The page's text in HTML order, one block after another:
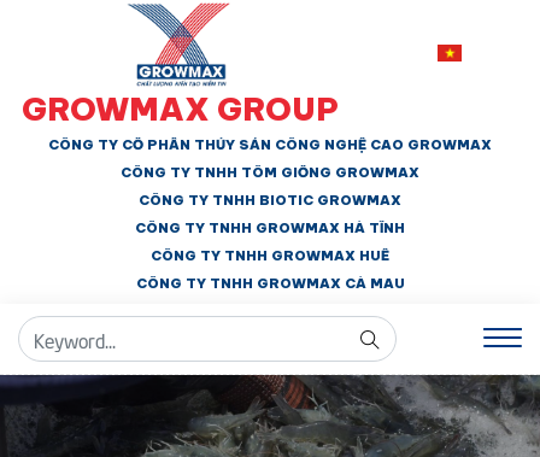
GROWMAX GROUP
CÔNG TY CỔ PHẦN THỦY SẢN CÔNG NGHỆ CAO GROWMAX
CÔNG TY TNHH TÔM GIỐNG GROWMAX
CÔNG TY TNHH BIOTIC GROWMAX
CÔNG TY TNHH GROWMAX HÀ TĨNH
CÔNG TY TNHH GROWMAX HUẾ
CÔNG TY TNHH GROWMAX CÀ MAU